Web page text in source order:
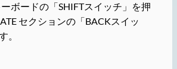
ボードの「SHIFTスイッチ」を押
セクションの「BACKスイッ
。